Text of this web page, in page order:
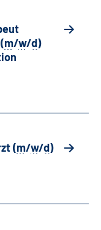
m/w/d)
(m/w/d)